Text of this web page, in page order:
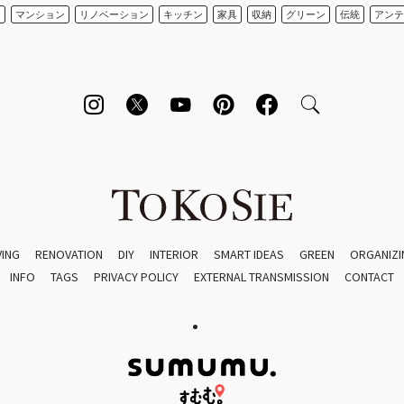
マンション リノベーション キッチン 家具 収納 グリーン 伝統 アン
RENOVATION DIY INTERIOR SMART IDEAS GREEN
INFO
TAGS PRIVACY POLICY EXTERNAL TRANSMISSION CONTACT